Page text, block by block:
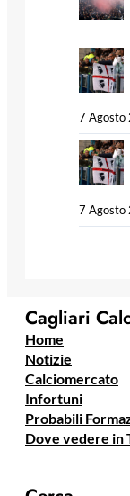
7 Agosto
7 Agosto
Cagliari
Home
Notizie
Calciomercato
Infortuni
Probabili
Dove vedere in